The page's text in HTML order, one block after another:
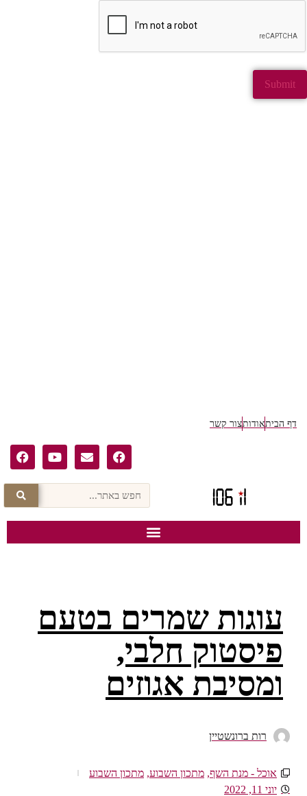
דף הביתאודותצור קשר
עוגות שמרים בטעם
פיסטוק חלבי,
ומסיבת אגוזים
רות ברונשטיין
אוכל - מנת השף, מתכון השבוע, מתכון השבוע
יוני 11, 2022